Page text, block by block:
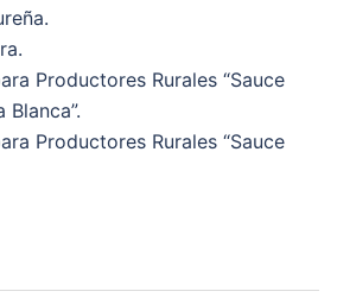
Productores Rurales “Sauce
Blanca”.
Productores Rurales “Sauce